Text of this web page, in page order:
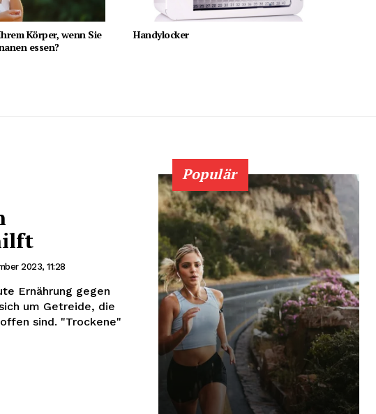
Körper, wenn Sie
essen?
Handylocker
2023, 11:28
Ernährung gegen
um Getreide, die
sind. "Trockene"
Populär